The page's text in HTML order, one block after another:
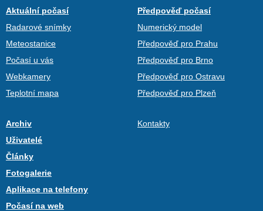
Aktuální počasí
Radarové snímky
Meteostanice
Počasí u vás
Webkamery
Teplotní mapa
Předpověď počasí
Numerický model
Předpověď pro Prahu
Předpověď pro Brno
Předpověď pro Ostravu
Předpověď pro Plzeň
Archiv
Uživatelé
Články
Fotogalerie
Aplikace na telefony
Počasí na web
Kontakty